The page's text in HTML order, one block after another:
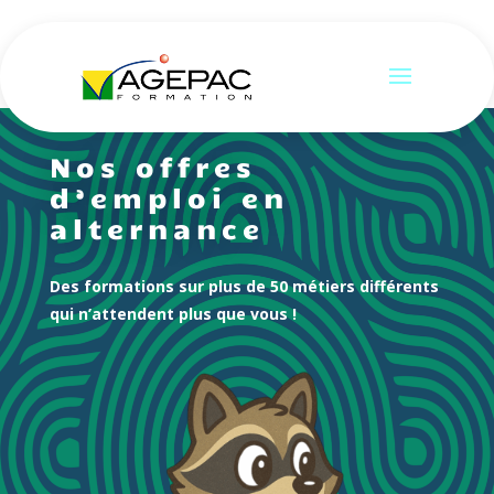
Nos offres
d’emploi en
alternance
Des formations sur plus de 50 métiers différents
qui n’attendent plus que vous !